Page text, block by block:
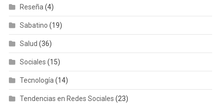
Reseña (4)
Sabatino (19)
Salud (36)
Sociales (15)
Tecnología (14)
Tendencias en Redes Sociales (23)